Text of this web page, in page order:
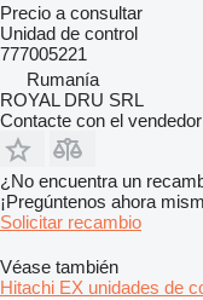
Precio a consultar
Unidad de control
777005221
Rumanía
ROYAL DRU SRL
Contacte con el vendedor
¿No encuentra un
¡Pregúntenos ahora
Solicitar recambio
Véase también
Hitachi EX unidades de